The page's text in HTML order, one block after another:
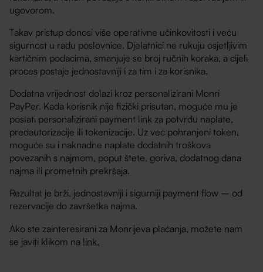
ugovorom.
Takav pristup donosi više operativne učinkovitosti i veću
sigurnost u radu poslovnice. Djelatnici ne rukuju osjetljivim
kartičnim podacima, smanjuje se broj ručnih koraka, a cijeli
proces postaje jednostavniji i za tim i za korisnika.
Dodatna vrijednost dolazi kroz personalizirani Monri
PayPer. Kada korisnik nije fizički prisutan, moguće mu je
poslati personalizirani payment link za potvrdu naplate,
predautorizacije ili tokenizacije. Uz već pohranjeni token,
moguće su i naknadne naplate dodatnih troškova
povezanih s najmom, poput štete, goriva, dodatnog dana
najma ili prometnih prekršaja.
Rezultat je brži, jednostavniji i sigurniji payment flow – od
rezervacije do završetka najma.
Ako ste zainteresirani za Monrijeva plaćanja, možete nam
se javiti klikom na link.